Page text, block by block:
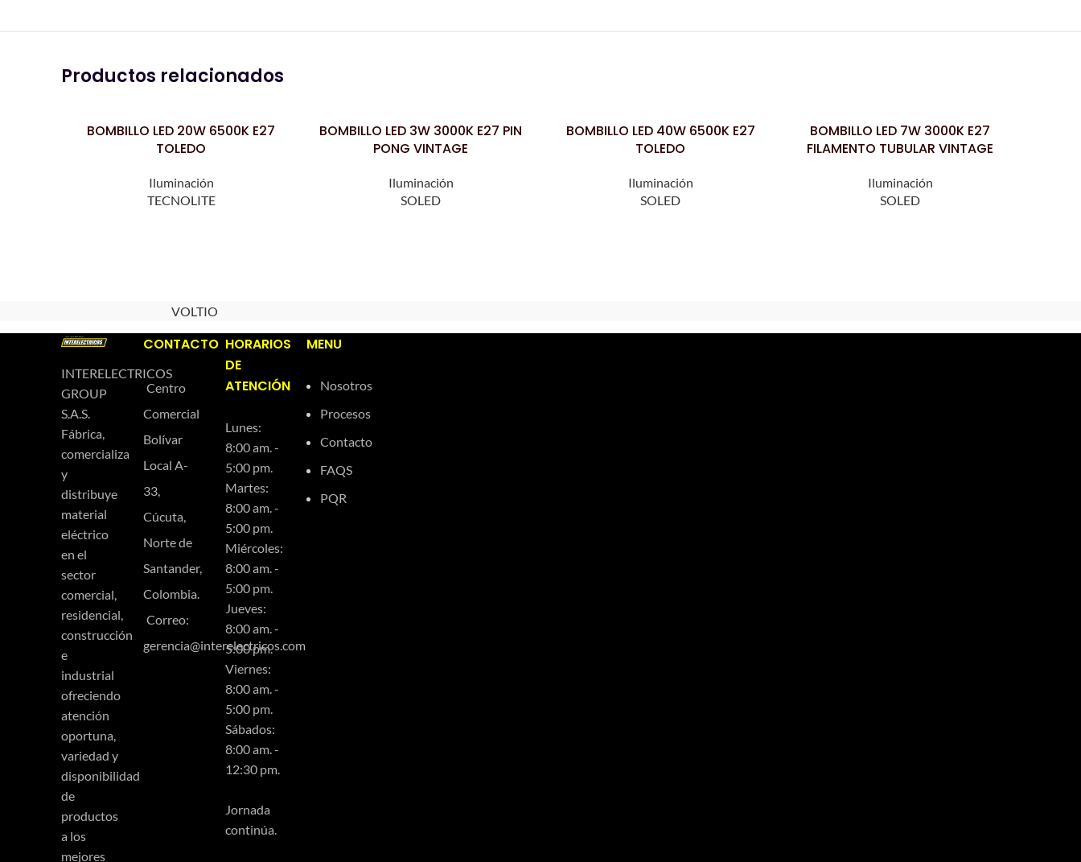
Productos relacionados
LEER MÁS
BOMBILLO LED 20W 6500K E27
TOLEDO
Iluminación
TECNOLITE
LEER MÁS
BOMBILLO LED 3W 3000K E27 PIN
PONG VINTAGE
Iluminación
SOLED
LEER MÁS
BOMBILLO LED 40W 6500K E27
TOLEDO
Iluminación
SOLED
LEER MÁS
BOMBILLO LED 7W 3000K E27
FILAMENTO TUBULAR VINTAGE
Iluminación
SOLED
VOLTIO
INTERELECTRICOS
GROUP
S.A.S.
Fábrica,
comercializa
y
distribuye
material
eléctrico
en el
sector
comercial,
residencial,
construcción
e
industrial
ofreciendo
atención
oportuna,
variedad y
disponibilidad
de
productos
a los
mejores
CONTACTO
Centro
Comercial
Bolívar
Local A-
33,
Cúcuta,
Norte de
Santander,
Colombia.
Correo:
gerencia@interelectricos.com
HORARIOS
DE
ATENCIÓN
Lunes:
8:00 am. -
5:00 pm.
Martes:
8:00 am. -
5:00 pm.
Miércoles:
8:00 am. -
5:00 pm.
Jueves:
8:00 am. -
5:00 pm.
Viernes:
8:00 am. -
5:00 pm.
Sábados:
8:00 am. -
12:30 pm.
Jornada
continúa.
MENU
Nosotros
Procesos
Contacto
FAQS
PQR